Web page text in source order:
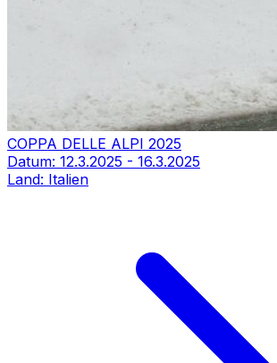
COPPA DELLE ALPI 2025
Datum: 12.3.2025 - 16.3.2025
Land: Italien